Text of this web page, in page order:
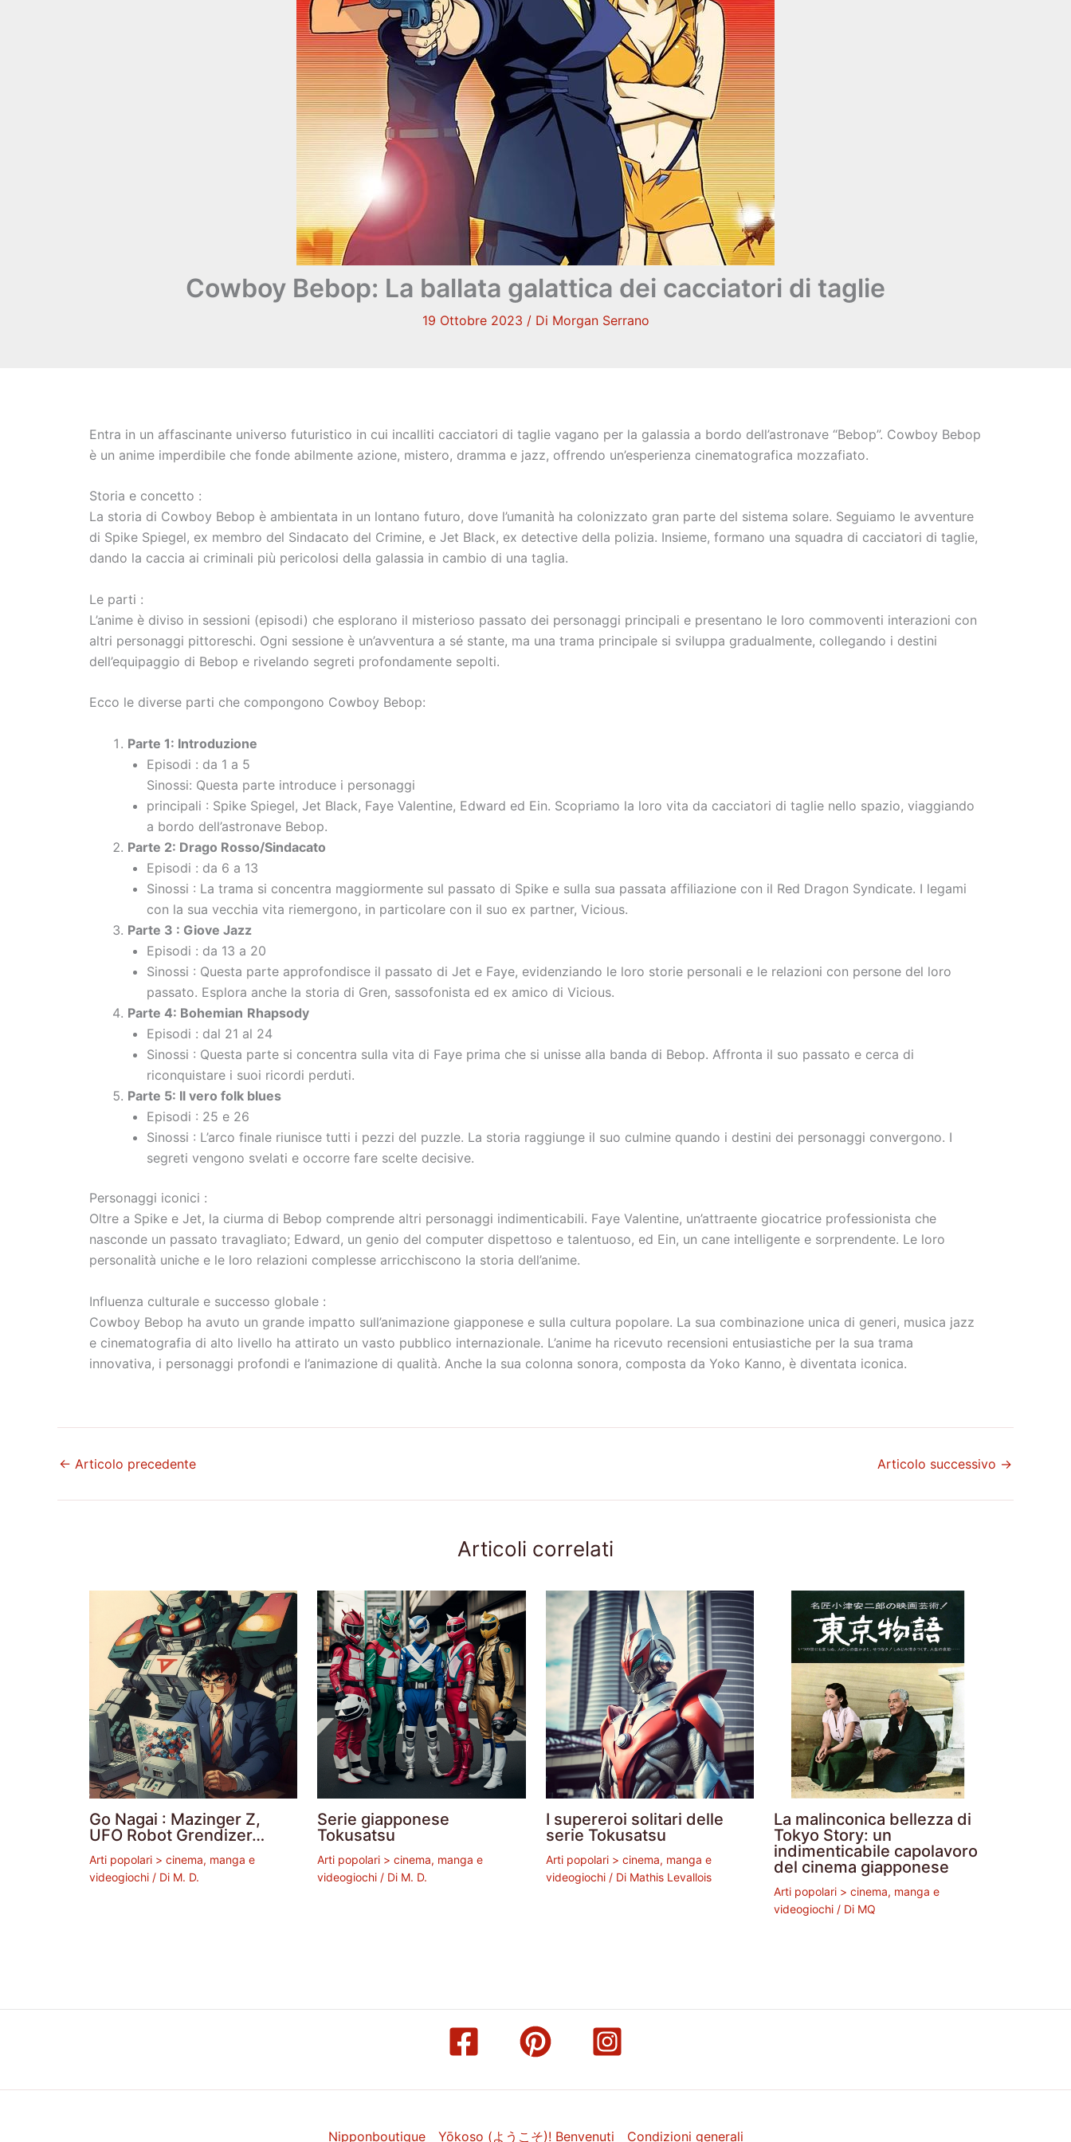
Cowboy Bebop: La ballata galattica dei cacciatori di taglie
19 Ottobre 2023 / Di Morgan Serrano
Entra in un affascinante universo futuristico in cui incalliti cacciatori di taglie vagano per la galassia a bordo dell’astronave “Bebop”. Cowboy Bebop
è un anime imperdibile che fonde abilmente azione, mistero, dramma e jazz, offrendo un’esperienza cinematografica mozzafiato.
Storia e concetto :
La storia di Cowboy Bebop è ambientata in un lontano futuro, dove l’umanità ha colonizzato gran parte del sistema solare. Seguiamo le avventure
di Spike Spiegel, ex membro del Sindacato del Crimine, e Jet Black, ex detective della polizia. Insieme, formano una squadra di cacciatori di taglie,
dando la caccia ai criminali più pericolosi della galassia in cambio di una taglia.
Le parti :
L’anime è diviso in sessioni (episodi) che esplorano il misterioso passato dei personaggi principali e presentano le loro commoventi interazioni con
altri personaggi pittoreschi. Ogni sessione è un’avventura a sé stante, ma una trama principale si sviluppa gradualmente, collegando i destini
dell’equipaggio di Bebop e rivelando segreti profondamente sepolti.
Ecco le diverse parti che compongono Cowboy Bebop:
Parte 1: Introduzione
Episodi : da 1 a 5
Sinossi: Questa parte introduce i personaggi
principali : Spike Spiegel, Jet Black, Faye Valentine, Edward ed Ein. Scopriamo la loro vita da cacciatori di taglie nello spazio, viaggiando
a bordo dell’astronave Bebop.
Parte 2: Drago Rosso/Sindacato
Episodi : da 6 a 13
Sinossi : La trama si concentra maggiormente sul passato di Spike e sulla sua passata affiliazione con il Red Dragon Syndicate. I legami
con la sua vecchia vita riemergono, in particolare con il suo ex partner, Vicious.
Parte 3 : Giove Jazz
Episodi : da 13 a 20
Sinossi : Questa parte approfondisce il passato di Jet e Faye, evidenziando le loro storie personali e le relazioni con persone del loro
passato. Esplora anche la storia di Gren, sassofonista ed ex amico di Vicious.
Parte 4: Bohemian Rhapsody
Episodi : dal 21 al 24
Sinossi : Questa parte si concentra sulla vita di Faye prima che si unisse alla banda di Bebop. Affronta il suo passato e cerca di
riconquistare i suoi ricordi perduti.
Parte 5: Il vero folk blues
Episodi : 25 e 26
Sinossi : L’arco finale riunisce tutti i pezzi del puzzle. La storia raggiunge il suo culmine quando i destini dei personaggi convergono. I
segreti vengono svelati e occorre fare scelte decisive.
Personaggi iconici :
Oltre a Spike e Jet, la ciurma di Bebop comprende altri personaggi indimenticabili. Faye Valentine, un’attraente giocatrice professionista che
nasconde un passato travagliato; Edward, un genio del computer dispettoso e talentuoso, ed Ein, un cane intelligente e sorprendente. Le loro
personalità uniche e le loro relazioni complesse arricchiscono la storia dell’anime.
Influenza culturale e successo globale :
Cowboy Bebop ha avuto un grande impatto sull’animazione giapponese e sulla cultura popolare. La sua combinazione unica di generi, musica jazz
e cinematografia di alto livello ha attirato un vasto pubblico internazionale. L’anime ha ricevuto recensioni entusiastiche per la sua trama
innovativa, i personaggi profondi e l’animazione di qualità. Anche la sua colonna sonora, composta da Yoko Kanno, è diventata iconica.
← Articolo precedente Articolo successivo →
Articoli correlati
Go Nagai : Mazinger Z,
UFO Robot Grendizer…
Arti popolari > cinema, manga e
videogiochi / Di M. D.
Serie giapponese
Tokusatsu
Arti popolari > cinema, manga e
videogiochi / Di M. D.
I supereroi solitari delle
serie Tokusatsu
Arti popolari > cinema, manga e
videogiochi/ Di Mathis Levallois
La malinconica bellezza di
Tokyo Story: un
indimenticabile capolavoro
del cinema giapponese
Arti popolari > cinema, manga e
videogiochi/ Di MQ
Nipponboutique Yōkoso (ようこそ)! Benvenuti Condizioni generali